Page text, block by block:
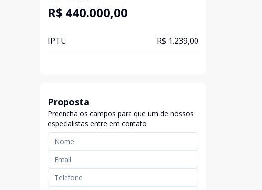
R$ 440.000,00
IPTU R$ 1.239,00
Proposta
Preencha os campos para que um de nossos
especialistas entre em contato